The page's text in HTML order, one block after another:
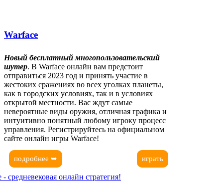
Warface
Новый бесплатный многопользовательский
шутер. В Warface онлайн вам предстоит
отправиться 2023 год и принять участие в
жестоких сражениях во всех уголках планеты,
как в городских условиях, так и в условиях
открытой местности. Вас ждут самые
невероятные виды оружия, отличная графика и
интуитивно понятный любому игроку процесс
управления. Регистрируйтесь на официальном
сайте онлайн игры Warface!
играть
подробнее ➥